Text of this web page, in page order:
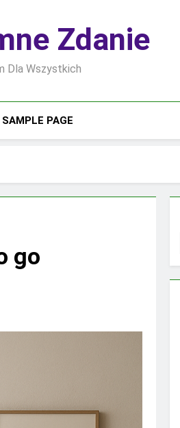
Zdanie
Dla Wszystkich
SAMPLE PAGE
go